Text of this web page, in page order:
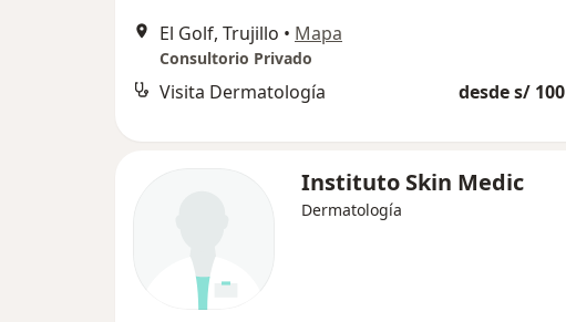
El Golf, Trujillo • Mapa
Consultorio Privado
Visita Dermatología desde s/ 100
Instituto Skin Medic
Dermatología